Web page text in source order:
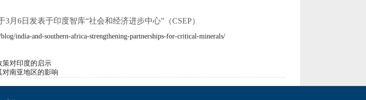
3月 6日发表于印度智库“社会和经济进步中心”（CSEP）
india-and-southern-africa-strengthening-partnerships-for-critical-minerals/
策对印度的启示
对南亚地区的影响